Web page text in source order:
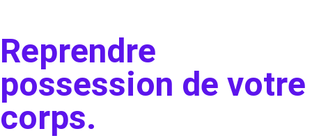
Reprendre
possession de votre
corps.